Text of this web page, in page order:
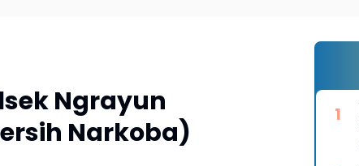
Ngrayun
Narkoba)